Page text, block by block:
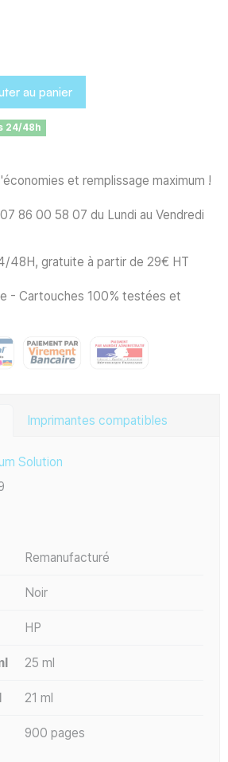
au panier
24/48h
et remplissage maximum !
86 00 58 07 du Lundi au Vendredi
48H, gratuite à partir de 29€ HT
- Cartouches 100% testées et
Imprimantes compatibles
Solution
Remanufacturé
Noir
HP
25 ml
21 ml
900 pages